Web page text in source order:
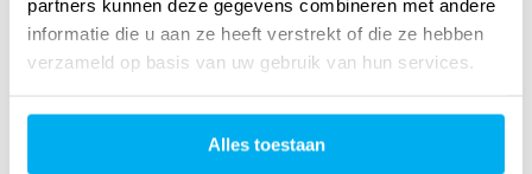
partners kunnen deze gegevens combineren met andere
informatie die u aan ze heeft verstrekt of die ze hebben
verzameld op basis van uw gebruik van hun services.
Alles toestaan